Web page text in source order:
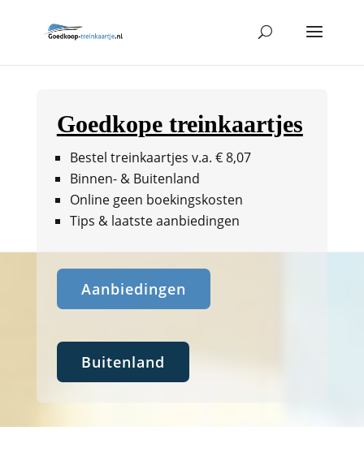
Goedkope treinkaartjes
Bestel treinkaartjes v.a. € 8,07
Binnen- & Buitenland
Online geen boekingskosten
Tips & laatste aanbiedingen
Aanbiedingen
Buitenland